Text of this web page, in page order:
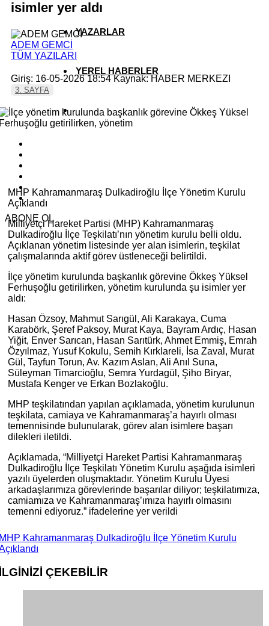
YAZARLAR
YEREL HABERLER
isimler yer aldı
ADEM GEMCİ
TÜM YAZILARI
Giriş: 16-05-2026 18:54Kaynak: HABER MERKEZI
3. SAYFA
ABONE OL
MHP Kahramanmaraş Dulkadiroğlu İlçe Yönetim Kurulu
Açıklandı
Milliyetçi Hareket Partisi (MHP) Kahramanmaraş
Dulkadiroğlu İlçe Teşkilatı’nın yönetim kurulu belli oldu.
Açıklanan yönetim listesinde yer alan isimlerin, teşkilat
çalışmalarında aktif görev üstleneceği belirtildi.
İlçe yönetim kurulunda başkanlık görevine Ökkeş Yüksel
Ferhuşoğlu getirilirken, yönetim kurulunda şu isimler yer
aldı:
Hasan Özsoy, Mahmut Sarıgül, Ali Karakaya, Cuma
Karabörk, Şeref Paksoy, Murat Kaya, Bayram Ardıç, Hasan
Yiğit, Enver Sarıcan, Hasan Sarıtürk, Ahmet Emmiş, Emrah
Özyılmaz, Yusuf Kokulu, Semih Kırklareli, İsa Zaval, Murat
Gül, Tayfun Torun, Av. Kazım Aslan, Ali Anıl Suna,
Süleyman Timarcioğlu, Semra Yurdagül, Şiho Biryar,
Mustafa Kenger ve Erkan Bozlakoğlu.
MHP teşkilatından yapılan açıklamada, yönetim kurulunun
teşkilata, camiaya ve Kahramanmaraş’a hayırlı olması
temennisinde bulunularak, görev alan isimlere başarı
dilekleri iletildi.
Açıklamada, “Milliyetçi Hareket Partisi Kahramanmaraş
Dulkadiroğlu İlçe Teşkilatı Yönetim Kurulu aşağıda isimleri
yazılı üyelerden oluşmaktadır. Yönetim Kurulu Üyesi
arkadaşlarımıza görevlerinde başarılar diliyor; teşkilatımıza,
camiamıza ve Kahramanmaraş’ımıza hayırlı olmasını
temenni ediyoruz.” ifadelerine yer verildi
Kahramanmaraş Dulkadiroğlu İlçe Yönetim Kurulu
ÇEKEBİLİR